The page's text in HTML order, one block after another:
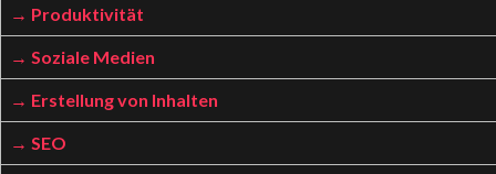
Produktivität
Soziale Medien
Erstellung von Inhalten
SEO